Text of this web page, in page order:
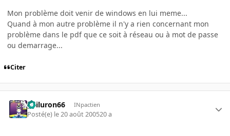
Mon problème doit venir de windows en lui meme...
Quand à mon autre problème il n'y a rien concernant mon
problème dans le pdf que ce soit à réseau ou à mot de passe
ou demarrage...
Citer
gailuron66 INpactien
Posté(e) le 20 août 200520 a